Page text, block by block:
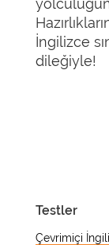
İngilizce
dileğiyle!
Testler
Çevrimiçi